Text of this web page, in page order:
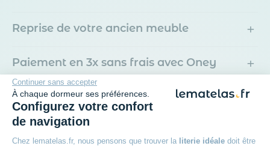
Continuer sans accepter
À chaque dormeur ses préférences.
Configurez votre confort
de navigation
Chez lematelas.fr, nous pensons que trouver la literie idéale doit être
Reprise de votre ancien meuble +
Paiement en 3x sans frais avec Oney +
Livraison offerte +
Des experts à votre écoute